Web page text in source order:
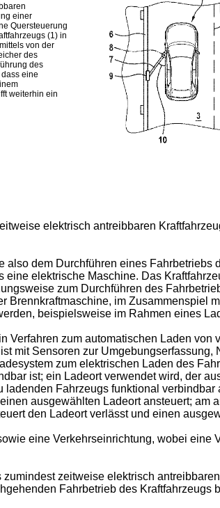
einer
Quersteuerung
(1) in
von der
des
des
eine
weiterhin ein
elektrisch antreibbaren
dem Durchführen eines
elektrische Maschine. Das
zum Durchführen des
im Zusammenspiel
beispielsweise im Rahmen eines
Verfahren zum automatischen Laden
mit Sensoren zur
zum elektrischen Laden des
ist; ein Ladeort verwendet wird, der
Fahrzeugs funktional
ausgewählten Ladeort ansteuert;
den Ladeort verlässt und einen
eine Verkehrseinrichtung, wobei eine
zeitweise elektrisch
Fahrbetrieb des Kraftfahrzeugs